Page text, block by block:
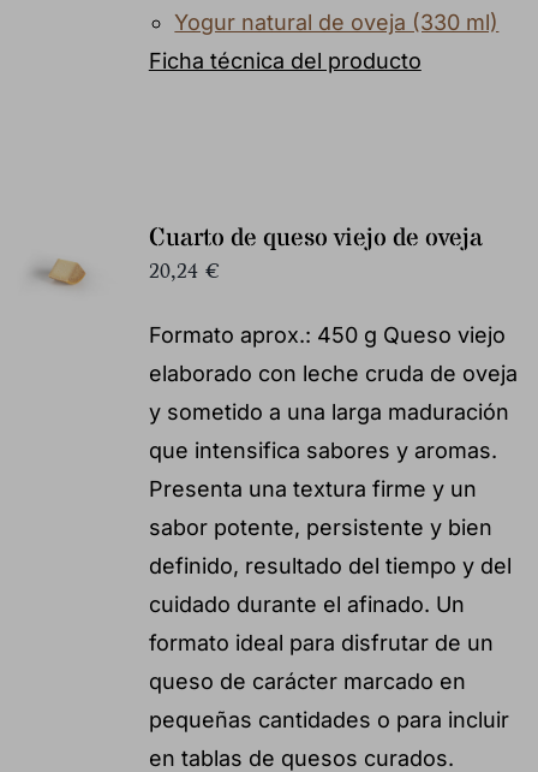
Yogur natural de oveja (330 ml)
Ficha técnica del producto
Cuarto de queso viejo de oveja
20,24 €
Formato aprox.: 450 g Queso viejo
elaborado con leche cruda de oveja
y sometido a una larga maduración
que intensifica sabores y aromas.
Presenta una textura firme y un
sabor potente, persistente y bien
definido, resultado del tiempo y del
cuidado durante el afinado. Un
formato ideal para disfrutar de un
queso de carácter marcado en
pequeñas cantidades o para incluir
en tablas de quesos curados.